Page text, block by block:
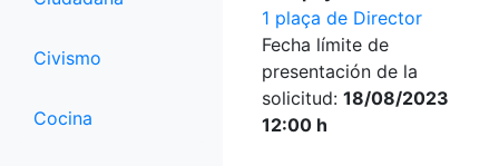
Civismo
Cocina
1 plaça de Director
Fecha límite de
presentación de la
solicitud: 18/08/2023
12:00 h